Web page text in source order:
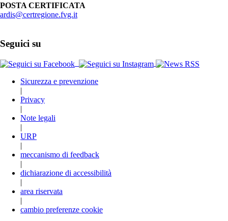
POSTA CERTIFICATA
ardis@certregione.fvg.it
Seguici su
Sicurezza e prevenzione
|
Privacy
|
Note legali
|
URP
|
meccanismo di feedback
|
dichiarazione di accessibilità
|
area riservata
|
cambio preferenze cookie